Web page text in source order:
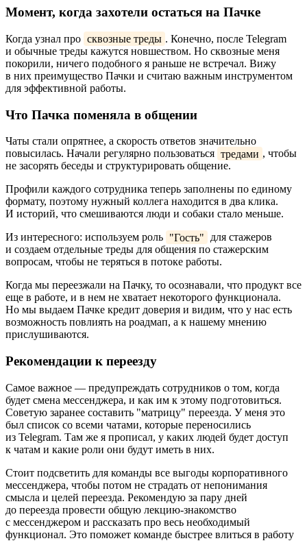
Момент, когда захотели остаться на Пачке
Когда узнал про сквозные треды . Конечно, после Telegram
и обычные треды кажутся новшеством. Но сквозные меня
покорили, ничего подобного я раньше не встречал. Вижу
в них преимущество Пачки и считаю важным инструментом
для эффективной работы.
Что Пачка поменяла в общении
Чаты стали опрятнее, а скорость ответов значительно
повысилась. Начали регулярно пользоваться тредами , чтобы
не засорять беседы и структурировать общение.
Профили каждого сотрудника теперь заполнены по единому
формату, поэтому нужный коллега находится в два клика.
И историй, что смешиваются люди и собаки стало меньше.
Из интересного: используем роль "Гость" для стажеров
и создаем отдельные треды для общения по стажерским
вопросам, чтобы не теряться в потоке работы.
Когда мы переезжали на Пачку, то осознавали, что продукт все
еще в работе, и в нем не хватает некоторого функционала.
Но мы выдаем Пачке кредит доверия и видим, что у нас есть
возможность повлиять на роадмап, а к нашему мнению
прислушиваются.
Рекомендации к переезду
Самое важное — предупреждать сотрудников о том, когда
будет смена мессенджера, и как им к этому подготовиться.
Советую заранее составить "матрицу" переезда. У меня это
был список со всеми чатами, которые переносились
из Telegram. Там же я прописал, у каких людей будет доступ
к чатам и какие роли они будут иметь в них.
Стоит подсветить для команды все выгоды корпоративного
мессенджера, чтобы потом не страдать от непонимания
смысла и целей переезда. Рекомендую за пару дней
до переезда провести общую лекцию-знакомство
с мессенджером и рассказать про весь необходимый
функционал. Это поможет команде быстрее влиться в работу